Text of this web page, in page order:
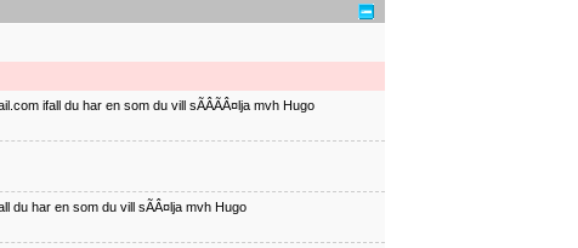
ifall du har en som du vill sÃÂÃÂ¤lja mvh Hugo
du har en som du vill sÃÂ¤lja mvh Hugo